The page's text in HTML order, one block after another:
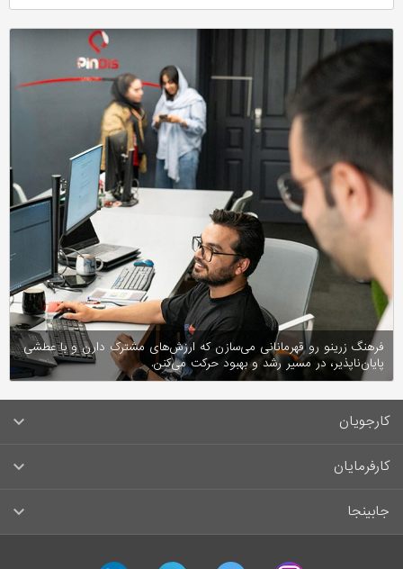
فرهنگ زرینو رو قهرمانانی می‌سازن که ارزش‌های مشترک دارن و با عطشی
پایان‌ناپذیر، در مسیر رشد و بهبود حرکت می‌کنن.
کارجویان
سوالات متداول کارجویان
لیست مشاغل
کارفرمایان
راهنمای ثبت آگهی استخدام
جابینجا